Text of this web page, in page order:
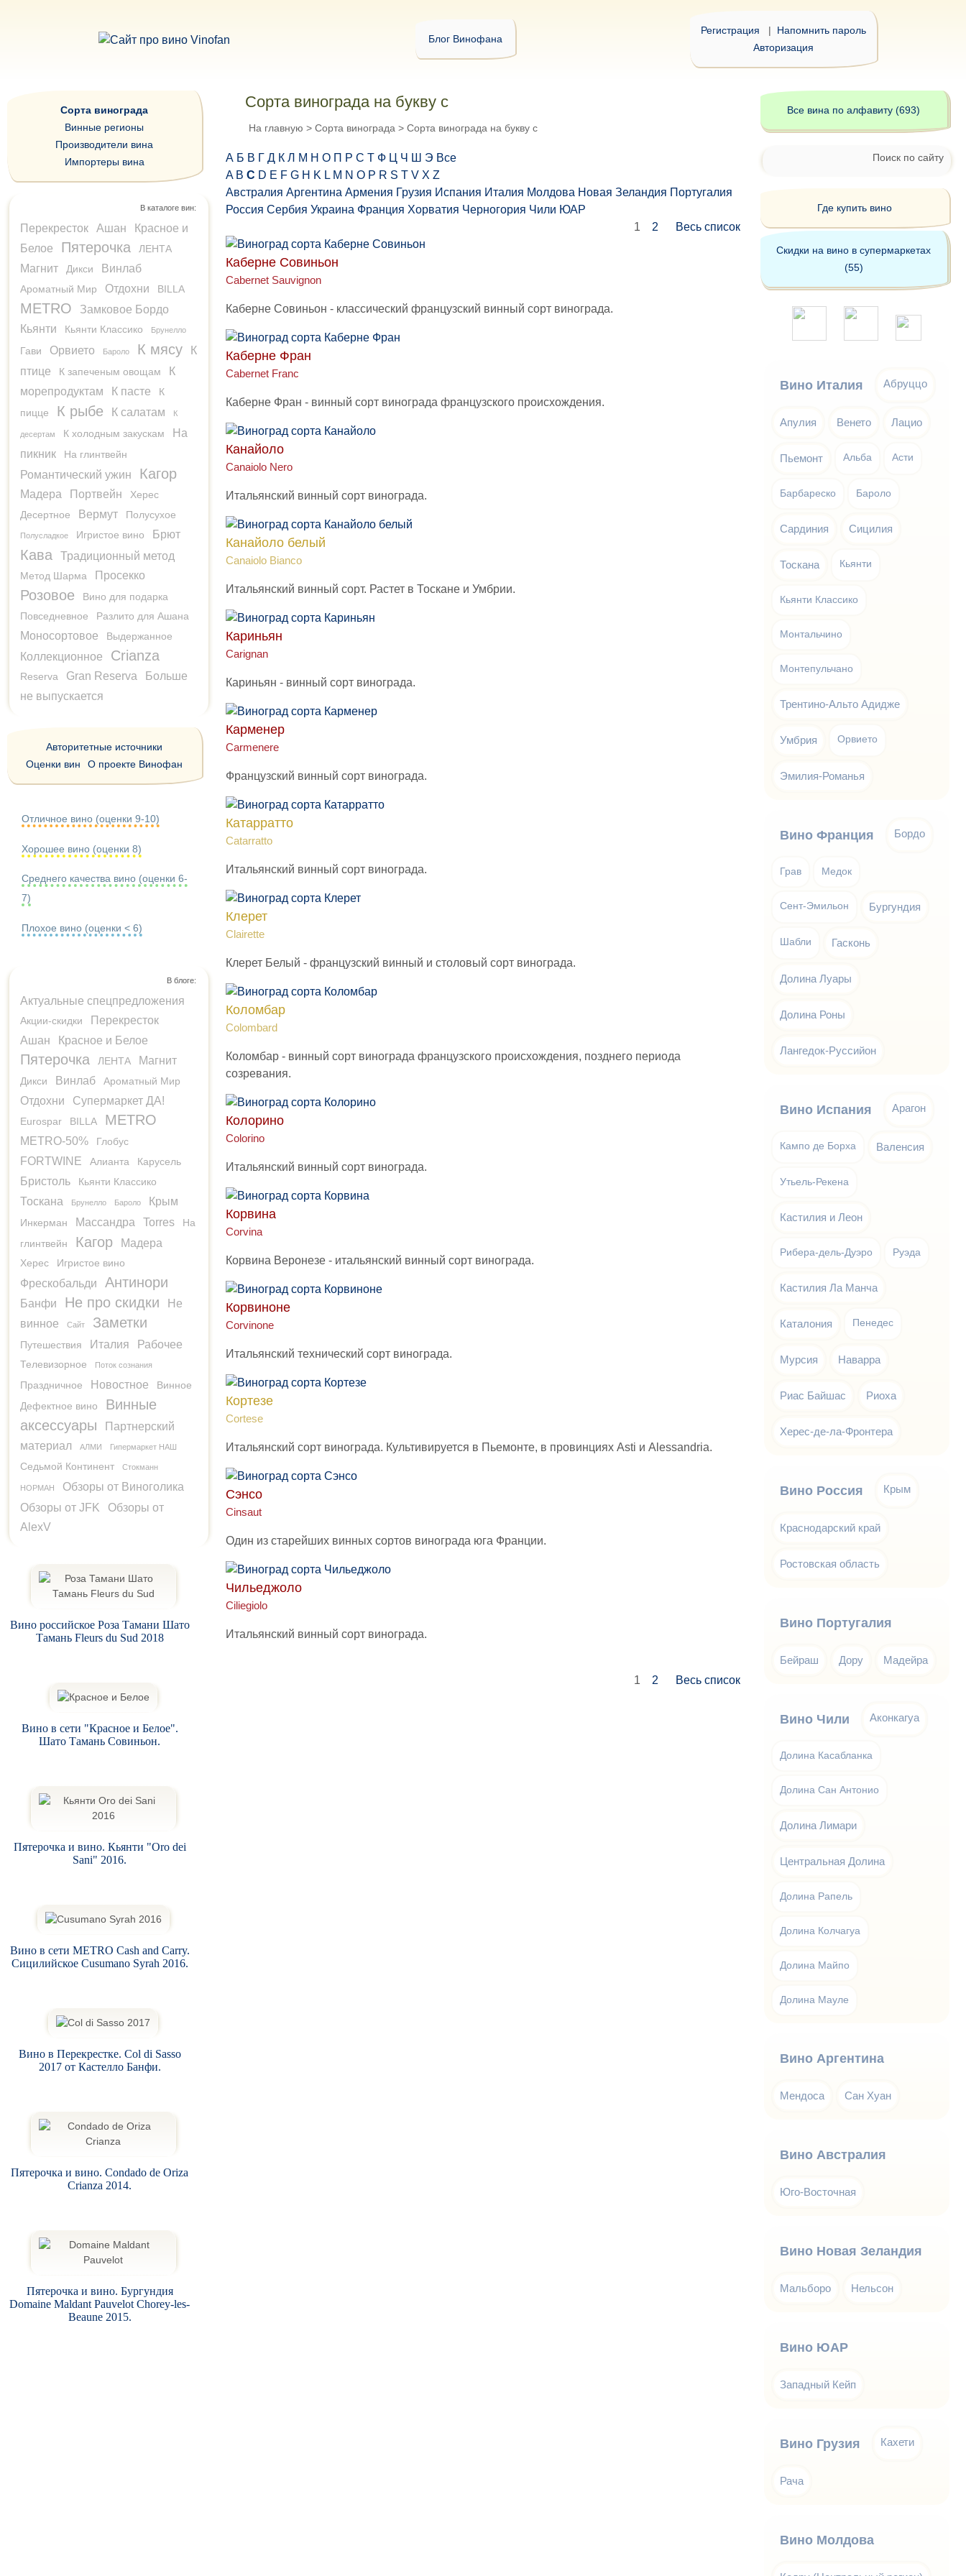
Блог Винофана
Регистрация | Напомнить пароль
Авторизация
Сорта винограда на букву c
На главную > Сорта винограда >Сорта винограда на букву c
А Б В Г Д К Л М Н О П Р С Т Ф Ц Ч Ш Э Все
A B C D E F G H K L M N O P R S T V X Z
Австралия Аргентина Армения Грузия Испания Италия Молдова Новая Зеландия Португалия
Россия Сербия Украина Франция Хорватия Черногория Чили ЮАР
1 2 Весь список
Каберне Совиньон
Cabernet Sauvignon
Каберне Совиньон - классический французский винный сорт винограда.
Каберне Фран
Cabernet Franc
Каберне Фран - винный сорт винограда французского происхождения.
Канайоло
Canaiolo Nero
Итальянский винный сорт винограда.
Канайоло белый
Canaiolo Bianco
Итальянский винный сорт. Растет в Тоскане и Умбрии.
Кариньян
Carignan
Кариньян - винный сорт винограда.
Карменер
Carmenere
Французский винный сорт винограда.
Катарратто
Catarratto
Итальянский винный сорт винограда.
Клерет
Clairette
Клерет Белый - французский винный и столовый сорт винограда.
Коломбар
Colombard
Коломбар - винный сорт винограда французского происхождения, позднего периода
созревания.
Колорино
Colorino
Итальянский винный сорт винограда.
Корвина
Corvina
Корвина Веронезе - итальянский винный сорт винограда.
Корвиноне
Corvinone
Итальянский технический сорт винограда.
Кортезе
Cortese
Итальянский сорт винограда. Культивируется в Пьемонте, в провинциях Asti и Alessandria.
Сэнсо
Cinsaut
Один из старейших винных сортов винограда юга Франции.
Чильеджоло
Ciliegiolo
Итальянский винный сорт винограда.
1 2 Весь список
Сорта винограда
Винные регионы
Производители вина
Импортеры вина
В каталоге вин:
Перекресток Ашан
Красное и
Белое
Пятерочка ЛЕНТА
Магнит Дикси Винлаб
Ароматный Мир Отдохни BILLA
METRO
Замковое Бордо
Кьянти
Кьянти Классико Брунелло
Гави Орвието Бароло К мясу
К
птице
К запеченым овощам
К
морепродуктам
К пасте
К
пицце
К рыбе К салатам К
десертам К холодным закускам
На
пикник
На глинтвейн
Романтический ужин Кагор
Мадера Портвейн
Херес
Десертное
Вермут Полусухое
Полусладкое Игристое вино Брют
Кава Традиционный метод
Метод Шарма Просекко
Розовое
Вино для подарка
Повседневное
Разлито для Ашана
Моносортовое Выдержанное
Коллекционное Crianza
Reserva Gran Reserva
Больше
не выпускается
Авторитетные источники
Оценки вин
О проекте Винофан
Отличное вино (оценки 9-10)
Хорошее вино (оценки 8)
Среднего качества вино (оценки 6-
7)
Плохое вино (оценки < 6)
В блоге:
Актуальные спецпредложения
Акции-скидки
Перекресток
Ашан
Красное и Белое
Пятерочка ЛЕНТА Магнит
Дикси Винлаб Ароматный Мир
Отдохни Супермаркет ДА!
Eurospar BILLA METRO
METRO-50% Глобус
FORTWINE Алианта Карусель
Бристоль Кьянти Классико
Тоскана Брунелло Бароло Крым
Инкерман Массандра Torres
На
глинтвейн
Кагор Мадера
Херес Игристое вино
Фрескобальди Антинори
Банфи Не про скидки
Не
винное
Сайт Заметки
Путешествия Италия Рабочее
Телевизорное Поток сознания
Праздничное Новостное
Винное
Дефектное вино
Винные
аксессуары
Партнерский
материал
АЛМИ Гипермаркет НАШ
Седьмой Континент Стокманн
НОРМАН
Обзоры от Виноголика
Обзоры от JFK
Обзоры от
AlexV
Вино российское Роза Тамани Шато
Тамань Fleurs du Sud 2018
Вино в сети "Красное и Белое".
Шато Тамань Совиньон.
Пятерочка и вино. Кьянти "Oro dei
Sani" 2016.
Вино в сети METRO Cash and Carry.
Сицилийское Cusumano Syrah 2016.
Вино в Перекрестке. Col di Sasso
2017 от Кастелло Банфи.
Пятерочка и вино. Condado de Oriza
Crianza 2014.
Пятерочка и вино. Бургундия
Domaine Maldant Pauvelot Chorey-les-
Beaune 2015.
Все вина по алфавиту (693)
Поиск по сайту
Где купить вино
Скидки на вино в супермаркетах
(55)
Вино Италия Абруццо
Апулия Венето Лацио
Пьемонт Альба Асти
Барбареско Бароло
Сардиния Сицилия
Тоскана Кьянти
Кьянти Классико
Монтальчино
Монтепульчано
Трентино-Альто Адидже
Умбрия Орвието
Эмилия-Романья
Вино Франция Бордо
Грав Медок
Сент-Эмильон Бургундия
Шабли Гасконь
Долина Луары
Долина Роны
Лангедок-Руссийон
Вино Испания Арагон
Кампо де Борха Валенсия
Утьель-Рекена
Кастилия и Леон
Рибера-дель-Дуэро Руэда
Кастилия Ла Манча
Каталония Пенедес
Мурсия Наварра
Риас Байшас Риоха
Херес-де-ла-Фронтера
Вино Россия Крым
Краснодарский край
Ростовская область
Вино Португалия
Бейраш Дору Мадейра
Вино Чили Аконкагуа
Долина Касабланка
Долина Сан Антонио
Долина Лимари
Центральная Долина
Долина Рапель
Долина Колчагуа
Долина Майпо
Долина Мауле
Вино Аргентина
Мендоса Сан Хуан
Вино Австралия
Юго-Восточная
Вино Новая Зеландия
Мальборо Нельсон
Вино ЮАР
Западный Кейп
Вино Грузия Кахети
Рача
Вино Молдова